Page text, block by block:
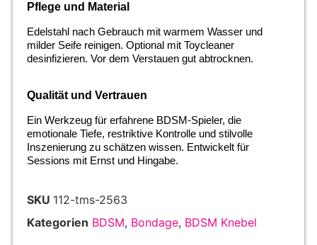
Pflege und Material
Edelstahl nach Gebrauch mit warmem Wasser und
milder Seife reinigen. Optional mit Toycleaner
desinfizieren. Vor dem Verstauen gut abtrocknen.
Qualität und Vertrauen
Ein Werkzeug für erfahrene BDSM-Spieler, die
emotionale Tiefe, restriktive Kontrolle und stilvolle
Inszenierung zu schätzen wissen. Entwickelt für
Sessions mit Ernst und Hingabe.
SKU 112-tms-2563
Kategorien BDSM, Bondage, BDSM Knebel